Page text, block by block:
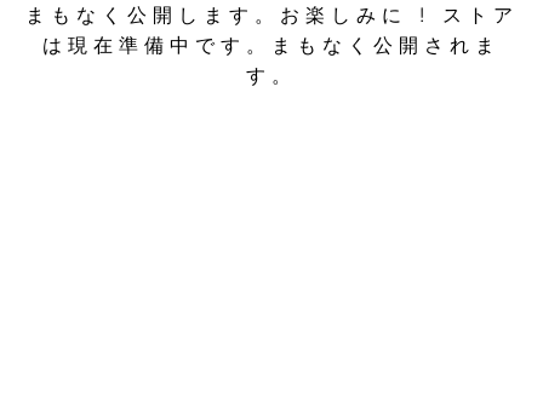
まもなく公開します。お楽しみに ! ストア
は現在準備中です。まもなく公開されま
す。